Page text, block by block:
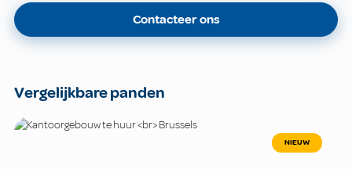
Contacteer ons
Vergelijkbare panden
NIEUW